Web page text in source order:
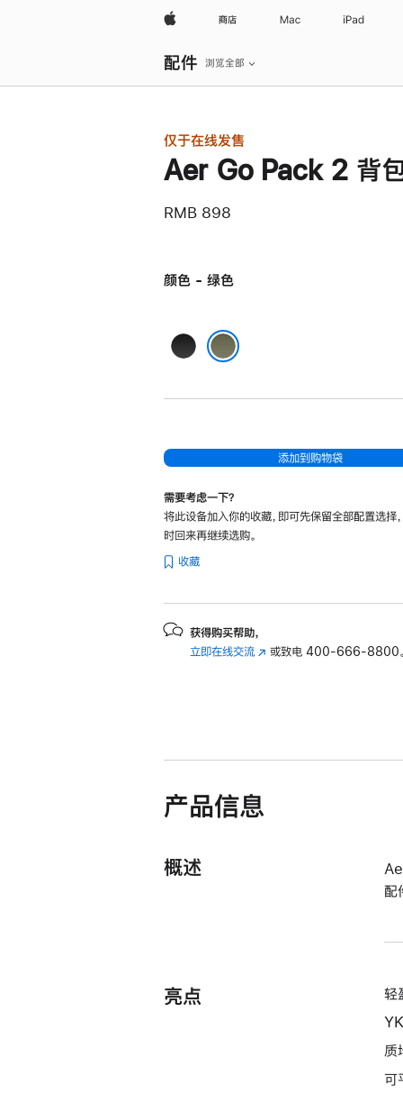
Apple 商店 Mac iPad
配件
航
浏览全部
仅于在线发售
Aer Go Pack 2 背
RMB 898
颜色 - 绿色
黑
添加到购物袋
需要考虑一下？
将此设备加入你的收藏，即可先保留全部配置选择
时回来再继续选购。
收藏
获得购买帮助，
立即在线交流 (在 或致电400-666-8800
产品信息
概述
配
亮点
轻
质
可